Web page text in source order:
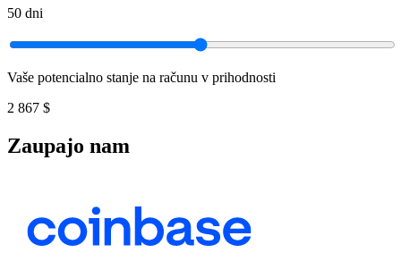
50 dni
Vaše potencialno stanje na računu v prihodnosti
2 867 $
Zaupajo nam